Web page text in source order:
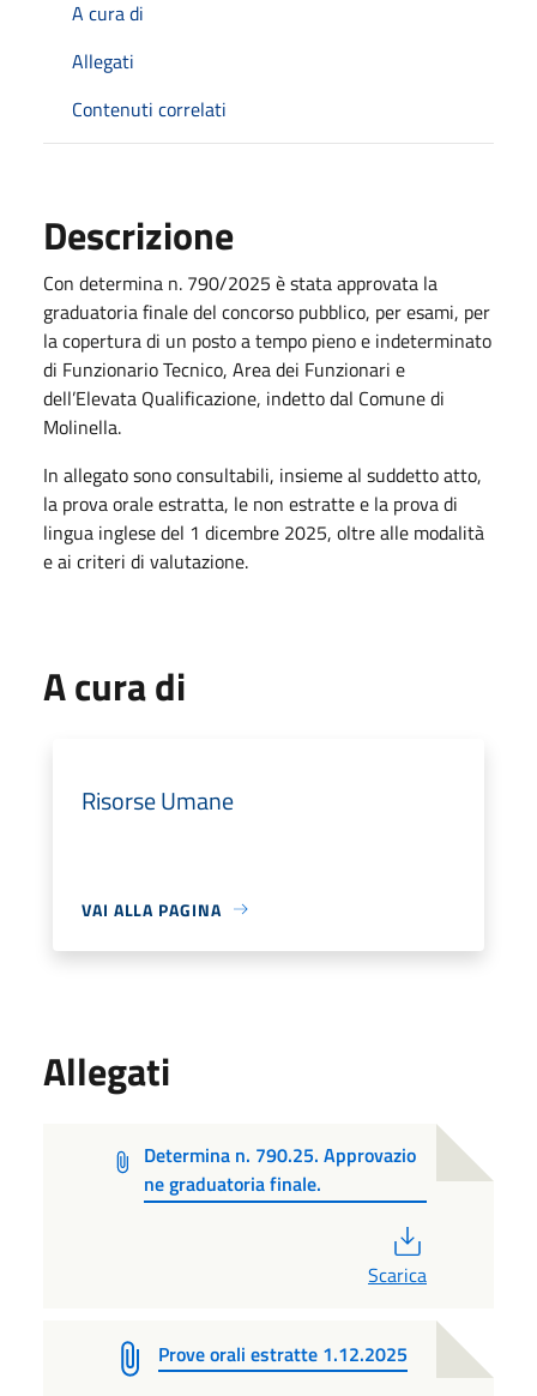
A cura di
Allegati
Contenuti correlati
Descrizione
Con determina n. 790/2025 è stata approvata la
graduatoria finale del concorso pubblico, per esami, per
la copertura di un posto a tempo pieno e indeterminato
di Funzionario Tecnico, Area dei Funzionari e
dell’Elevata Qualificazione, indetto dal Comune di
Molinella.
In allegato sono consultabili, insieme al suddetto atto,
la prova orale estratta, le non estratte e la prova di
lingua inglese del 1 dicembre 2025, oltre alle modalità
e ai criteri di valutazione.
A cura di
Risorse Umane
VAI ALLA PAGINA
Allegati
Determina n. 790.25. Approvazio
ne graduatoria finale.
Scarica
Prove orali estratte 1.12.2025